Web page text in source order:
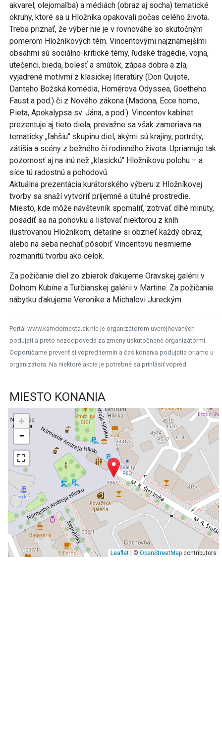
akvarel, olejomaľba) a médiách (obraz aj socha) tematické
okruhy, ktoré sa u Hložníka opakovali počas celého života.
Treba priznať, že výber nie je v rovnováhe so skutočným
pomerom Hložníkových tém. Vincentovými najznámejšími
obsahmi sú sociálno-kritické témy, ľudské tragédie, vojna,
utečenci, bieda, bolesť a smútok, zápas dobra a zla,
vyjadrené motívmi z klasickej literatúry (Don Quijote,
Danteho Božská komédia, Homérova Odyssea, Goetheho
Faust a pod.) či z Nového zákona (Madona, Ecce homo,
Pieta, Apokalypsa sv. Jána, a pod.). Vincentov kabinet
prezentuje aj tieto diela, prevažne sa však zameriava na
tematicky „ľahšiu“ skupinu diel, akými sú krajiny, portréty,
zátišia a scény z bežného či rodinného života. Upriamuje tak
pozornosť aj na inú než „klasickú“ Hložníkovu polohu – a
síce tú radostnú a pohodovú.
Aktuálna prezentácia kurátorského výberu z Hložníkovej
tvorby sa snaží vytvoriť príjemné a útulné prostredie.
Miesto, kde môže návštevník spomaliť, zotrvať dlhé minúty,
posadiť sa na pohovku a listovať niektorou z kníh
ilustrovanou Hložníkom, detailne si obzrieť každý obraz,
alebo na seba nechať pôsobiť Vincentovu nesmierne
rozmanitú tvorbu ako celok.
Za požičanie diel zo zbierok ďakujeme Oravskej galérii v
Dolnom Kubíne a Turčianskej galérii v Martine. Za požičanie
nábytku ďakujeme Veronike a Michalovi Jureckým.
Portál www.kamdomesta.sk nie je organizátorom uverejňovaných
podujatí a preto nezodpovedá za zmeny uskutočnené organizátormi.
Odporúčame preveriť si vopred termín a čas konania podujatia priamo u
organizátora. Na niektoré akcie je potrebné sa prihlásiť vopred.
MIESTO KONANIA
+
−
Leaflet| © OpenStreetMapcontributors